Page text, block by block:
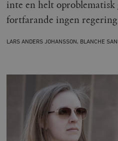
inte en helt oproblematisk
fortfarande ingen
LARS ANDERS JOHANSSON, BLANCHE